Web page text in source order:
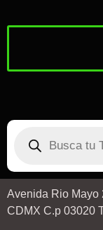
Avenida Rio Mayo
CDMX C.p 03020